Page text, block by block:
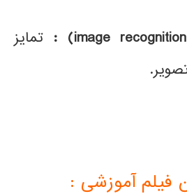
: تمایز
فیلم آموزشی :